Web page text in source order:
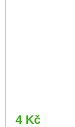
4 Kč